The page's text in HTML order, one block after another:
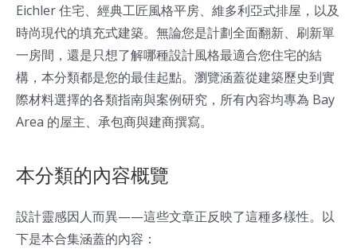
Eichler 住宅、經典工匠風格平房、維多利亞式排屋，以及
時尚現代的填充式建築。無論您是計劃全面翻新、刷新單
一房間，還是只想了解哪種設計風格最適合您住宅的結
構，本分類都是您的最佳起點。瀏覽涵蓋從建築歷史到實
際材料選擇的各類指南與案例研究，所有內容均專為 Bay
Area 的屋主、承包商與建商撰寫。
本分類的內容概覽
設計靈感因人而異——這些文章正反映了這種多樣性。以
下是本合集涵蓋的內容：